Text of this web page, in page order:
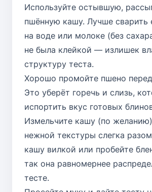
Используйте остывшую,
пшённую кашу. Лучше сварить
на воде или молоке (без
не была клейкой — излишек
структуру теста.
Хорошо промойте пшено
Это уберёт горечь и слизь,
испортить вкус готовых
Измельчите кашу (по
нежной текстуры слегка
кашу вилкой или пробейте
так она равномернее
тесте.